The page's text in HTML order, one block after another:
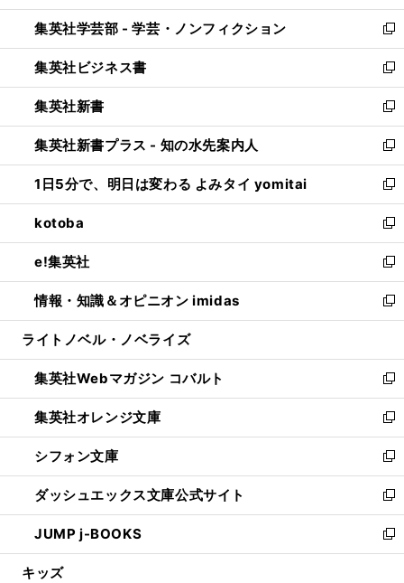
開
く
ウ
で
開
く
ン
ド
ウ
で
開
く
ウ
ィ
ン
ド
ウ
で
開
く
集英社学芸部 - 学芸・ノンフィクション
新
し
い
ウ
ィ
ン
ド
ウ
で
開
く
集英社ビジネス書
新
し
い
ウ
ィ
ン
ド
ウ
で
開
く
集英社新書
新
し
い
ウ
ィ
ン
ド
ウ
で
開
く
集英社新書プラス - 知の水先案内人
新
し
い
ウ
ィ
ン
ド
ウ
で
開
1日5分で、明日は変わる よみタイ yomitai
新
し
い
ウ
ィ
ン
ド
ウ
開
く
kotoba
新
し
い
ウ
ィ
ン
ウ
で
開
く
e!集英社
新
し
い
ウ
ン
ド
ウ
で
開
く
情報・知識＆オピニオン imidas
新
し
ウ
ィ
ン
ド
ウ
で
開
く
ライトノベル・ノベライズ
集英社Webマガジン コバルト
新
し
い
ウ
ィ
ン
ド
ウ
で
開
集英社オレンジ文庫
新
し
い
ウ
ィ
ン
ド
ウ
シフォン文庫
新
し
い
ウ
ィ
ン
ダッシュエックス文庫公式サイト
新
し
い
ウ
JUMP j-BOOKS
新
し
キッズ